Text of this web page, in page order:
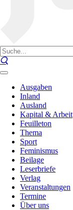
Ausgaben
Inland
Ausland
Kapital & Arbeit
Feuilleton
Thema
Sport
Feminismus
Beilage
Leserbriefe
Verlag
Veranstaltungen
Termine
Über uns